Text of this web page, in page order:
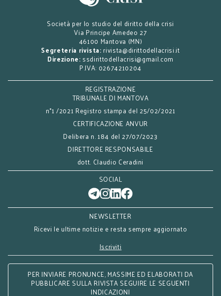
Società per lo studio del diritto della crisi
Via Principe Amedeo 27
46100 Mantova (MN)
Segreteria rivista: rivista@dirittodellacrisi.it
Direzione: ssdirittodellacrisi@gmail.com
P.IVA: 02674210204
REGISTRAZIONE
TRIBUNALE DI MANTOVA
n°1 /2021 Registro stampa del 25/02/2021
CERTIFICAZIONE ANVUR
Delibera n. 184 del 27/07/2023
DIRETTORE RESPONSABILE
dott. Claudio Ceradini
SOCIAL
NEWSLETTER
Ricevi le ultime notizie e resta sempre aggiornato
Iscriviti
PER INVIARE PRONUNCE, MASSIME ED ELABORATI DA
PUBBLICARE SULLA RIVISTA SEGUIRE LE SEGUENTI
INDICAZIONI